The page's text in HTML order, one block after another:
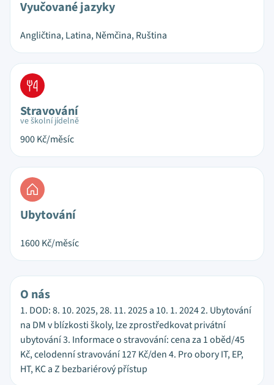
Vyučované jazyky
Angličtina, Latina, Němčina, Ruština
Stravování
ve školní jídelně
900Kč/měsíc
Ubytování
1600Kč/měsíc
O nás
1. DOD: 8. 10. 2025, 28. 11. 2025 a 10. 1. 2024 2. Ubytování
na DM v blízkosti školy, lze zprostředkovat privátní
ubytování 3. Informace o stravování: cena za 1 oběd/45
Kč, celodenní stravování 127 Kč/den 4. Pro obory IT, EP,
HT, KC a Z bezbariérový přístup